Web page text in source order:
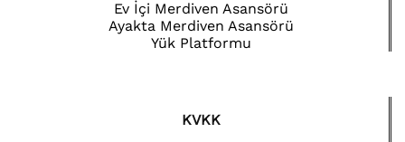
Ev İçi Merdiven Asansörü
Ayakta Merdiven Asansörü
Yük Platformu
KVKK